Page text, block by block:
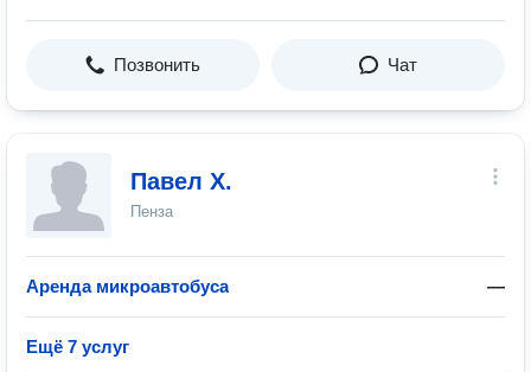
Позвонить Чат
Павел Х.
Пенза
Аренда микроавтобуса —
Ещё 7 услуг